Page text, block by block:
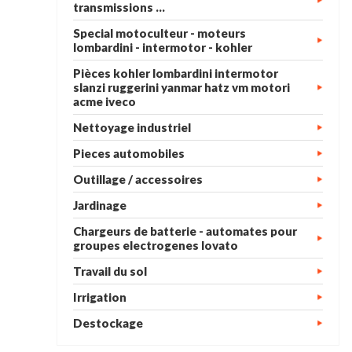
transmissions ...
Special motoculteur - moteurs
lombardini - intermotor - kohler
Pièces kohler lombardini intermotor
slanzi ruggerini yanmar hatz vm motori
acme iveco
Nettoyage industriel
Pieces automobiles
Outillage / accessoires
Jardinage
Chargeurs de batterie - automates pour
groupes electrogenes lovato
Travail du sol
Irrigation
Destockage